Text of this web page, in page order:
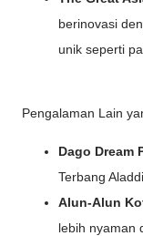
berinovasi
unik seperti
Pengalaman Lain
Dago Dream
Terbang
Alun-Alun
lebih nyaman